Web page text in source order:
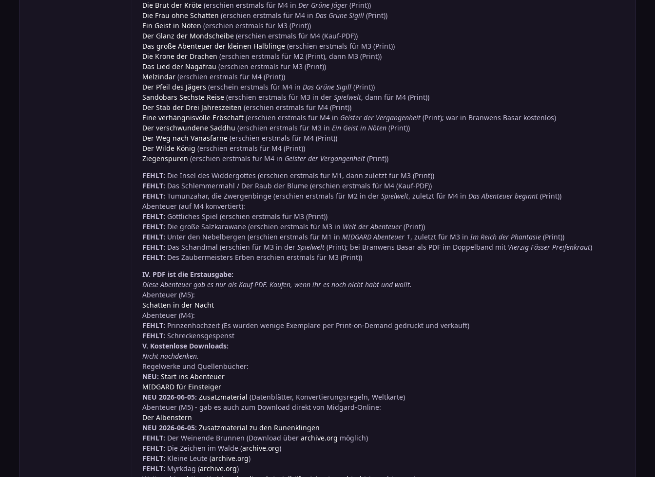
Die Brut der Kröte (erschien erstmals für M4 in Der Grüne Jäger (Print))
Die Frau ohne Schatten (erschien erstmals für M4 in Das Grüne Sigill (Print))
Ein Geist in Nöten (erschien erstmals für M3 (Print))
Der Glanz der Mondscheibe (erschien erstmals für M4 (Kauf-PDF))
Das große Abenteuer der kleinen Halblinge (erschien erstmals für M3 (Print))
Die Krone der Drachen (erschien erstmals für M2 (Print), dann M3 (Print))
Das Lied der Nagafrau (erschien erstmals für M3 (Print))
Melzindar (erschien erstmals für M4 (Print))
Der Pfeil des Jägers (erschein erstmals für M4 in Das Grüne Sigill (Print))
Sandobars Sechste Reise (erschien erstmals für M3 in der Spielwelt, dann für M4 (Print))
Der Stab der Drei Jahreszeiten (erschien erstmals für M4 (Print))
Eine verhängnisvolle Erbschaft (erschien erstmals für M4 in Geister der Vergangenheit (Print); war in Branwens Basar kostenlos)
Der verschwundene Saddhu (erschien erstmals für M3 in Ein Geist in Nöten (Print))
Der Weg nach Vanasfarne (erschien erstmals für M4 (Print))
Der Wilde König (erschien erstmals für M4 (Print))
Ziegenspuren (erschien erstmals für M4 in Geister der Vergangenheit (Print))
FEHLT: Die Insel des Widdergottes (erschien erstmals für M1, dann zuletzt für M3 (Print))
FEHLT: Das Schlemmermahl / Der Raub der Blume (erschien erstmals für M4 (Kauf-PDF))
FEHLT: Tumunzahar, die Zwergenbinge (erschien erstmals für M2 in der Spielwelt, zuletzt für M4 in Das Abenteuer beginnt (Print))
Abenteuer (auf M4 konvertiert):
FEHLT: Göttliches Spiel (erschien erstmals für M3 (Print))
FEHLT: Die große Salzkarawane (erschien erstmals für M3 in Welt der Abenteuer (Print))
FEHLT: Unter den Nebelbergen (erschien erstmals für M1 in MIDGARD Abenteuer 1, zuletzt für M3 inIm Reich der Phantasie (Print))
FEHLT: Das Schandmal (erschien für M3 in der Spielwelt (Print); bei Branwens Basar als PDF im Doppelband mit Vierzig Fässer Preifenkraut)
FEHLT: Des Zaubermeisters Erben erschien erstmals für M3 (Print))
IV. PDF ist die Erstausgabe:
Diese Abenteuer gab es nur als Kauf-PDF. Kaufen, wenn ihr es noch nicht habt und wollt.
Abenteuer (M5):
Schatten in der Nacht
Abenteuer (M4):
FEHLT: Prinzenhochzeit (Es wurden wenige Exemplare per Print-on-Demand gedruckt und verkauft)
FEHLT: Schreckensgespenst
V. Kostenlose Downloads:
Nicht nachdenken.
Regelwerke und Quellenbücher:
NEU: Start ins Abenteuer
MIDGARD für Einsteiger
NEU 2026-06-05: Zusatzmaterial (Datenblätter, Konvertierungsregeln, Weltkarte)
Abenteuer (M5) - gab es auch zum Download direkt von Midgard-Online:
Der Albenstern
NEU 2026-06-05: Zusatzmaterial zu den Runenklingen
FEHLT: Der Weinende Brunnen (Download über archive.org möglich)
FEHLT: Die Zeichen im Walde (archive.org)
FEHLT: Kleine Leute (archive.org)
FEHLT: Myrkdag (archive.org)